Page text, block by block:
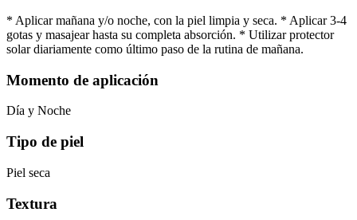
* Aplicar mañana y/o noche, con la piel limpia y seca. * Aplicar 3-4
gotas y masajear hasta su completa absorción. * Utilizar protector
solar diariamente como último paso de la rutina de mañana.
Momento de aplicación
Día y Noche
Tipo de piel
Piel seca
Textura